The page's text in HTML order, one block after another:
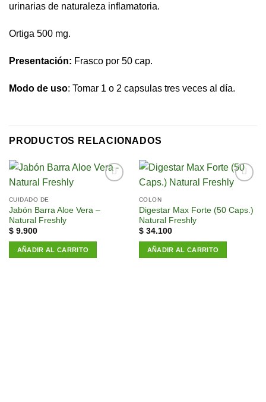
urinarias de naturaleza inflamatoria.
Ortiga 500 mg.
Presentación: Frasco por 50 cap.
Modo de uso: Tomar 1 o 2 capsulas tres veces al día.
PRODUCTOS RELACIONADOS
CUIDADO DE
Jabón Barra Aloe Vera –
Natural Freshly
$9.900
AÑADIR AL CARRITO
lista de
deseos
COLON
Digestar Max Forte (50 Caps.)
Natural Freshly
$34.100
AÑADIR AL CARRITO